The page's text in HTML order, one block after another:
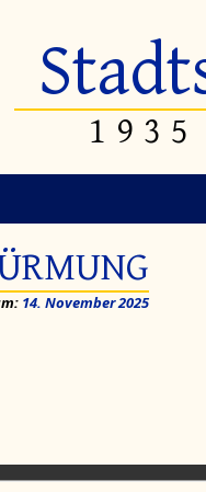
14. November 2025